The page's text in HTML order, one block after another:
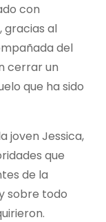
con
gracias al
del
cerrar un
que ha sido
joven Jessica,
que
de la
sobre todo